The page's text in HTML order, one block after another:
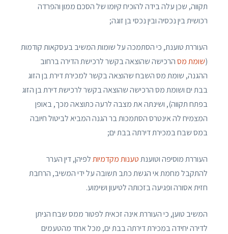
תקווה, שכן עלה בידה להוכיח קיומו של הסכם ממון והפרדה
רכושית בין נכסיה ובין נכסי בן זוגה;
העוררת טוענת, כי הסתמכה על שומות המשיב בעסקאות קודמות
(שומת מסהרכישה שהוצאה בקשר לרכישת הדירה ברחוב
ההגנה, שומת מס השבח שהוצאה בקשר למכירת דירת בן הזוג
בבת ים ושומת מס הרכישה שהוצאה בקשר לרכישת דירת בן הזוג
בפתח תקווה), ושינתה את מצבה לרעה כתוצאה מכך, באופן
המצמיח לה אינטרס הסתמכות בר הגנה המביא לביטול חיובה
במס שבח במכירת דירתה בבת ים;
העוררת מוסיפה וטוענתטענות מקדמיותלפיהן, דין הערר
להתקבל מחמת אי הגשת כתב תשובה על ידי המשיב, הרחבת
חזית אסורה ופגיעה בזכותה לטיעון ושימוע.
המשיב טוען, כי העוררת אינה זכאית לפטור ממס שבח הניתן
לדירה יחידה במכירת דירתה בבת ים, מכל אחד מהטעמים